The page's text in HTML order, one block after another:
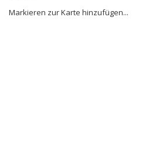
Markieren zur Karte hinzufügen...